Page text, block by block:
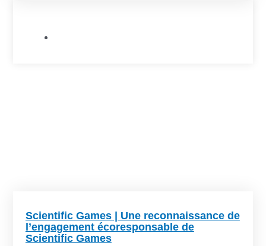
Scientific Games | Une reconnaissance de
l’engagement écoresponsable de
Scientific Games